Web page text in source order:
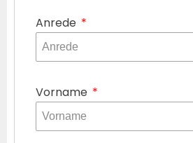
Anrede
Vorname